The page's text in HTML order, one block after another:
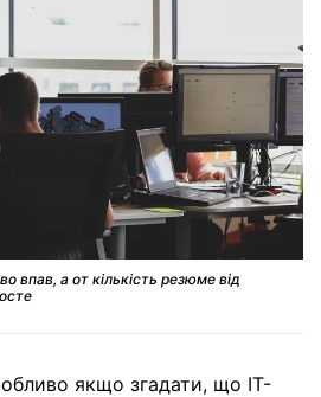
впав, а от кількість резюме від
якщо згадати, що ІТ-